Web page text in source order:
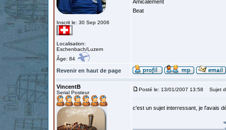
Inscrit le: 30 Sep 2006
Localisation:
Eschenbach/Luzern
Âge: 84
Amicalement
Beat
Revenir en haut de page
VincentB
Serial Posteur
Posté le: 13/01/2007 13:58 Sujet
c'est un sujet interressant, je l'avais